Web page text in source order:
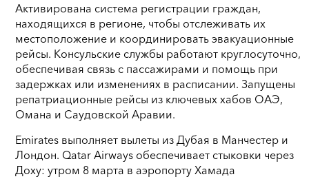
Активирована система регистрации граждан,
находящихся в регионе, чтобы отслеживать их
местоположение и координировать эвакуационные
рейсы. Консульские службы работают круглосуточно,
обеспечивая связь с пассажирами и помощь при
задержках или изменениях в расписании. Запущены
репатриационные рейсы из ключевых хабов ОАЭ,
Омана и Саудовской Аравии.
Emirates выполняет вылеты из Дубая в Манчестер и
Лондон. Qatar Airways обеспечивает стыковки через
Доху: утром 8 марта в аэропорту Хамада